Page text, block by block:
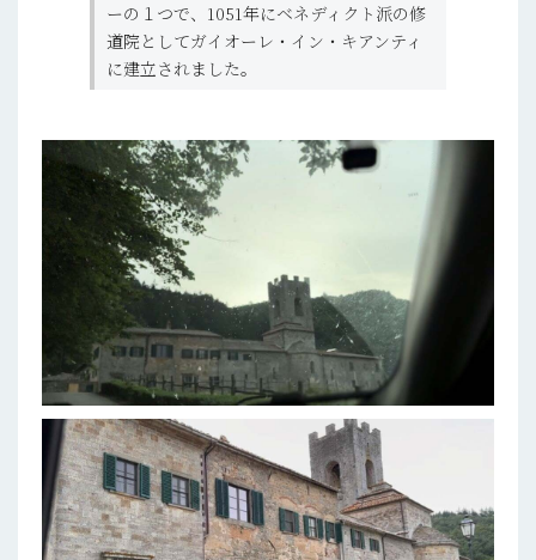
ーの１つで、1051年にベネディクト派の修
道院としてガイオーレ・イン・キアンティ
に建立されました。